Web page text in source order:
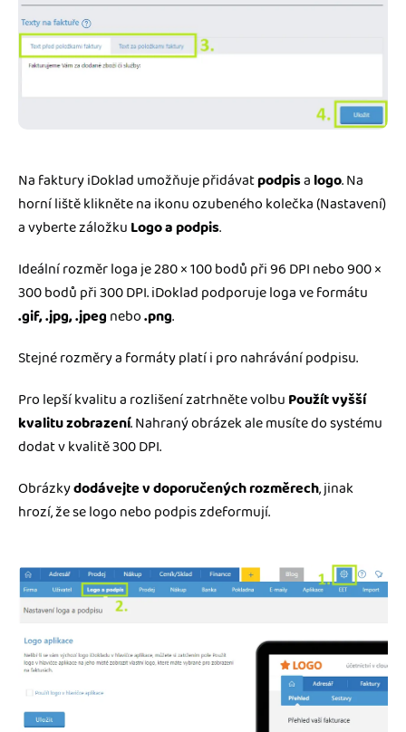
Na faktury iDoklad umožňuje přidávatpodpisa logo. Na
horní liště klikněte na ikonu ozubeného kolečka (Nastavení)
a vyberte záložku Logo a podpis.
Ideální rozměr loga je 280 × 100 bodů při 96 DPI nebo 900 ×
300 bodů při 300 DPI. iDoklad podporuje loga ve formátu
.gif, .jpg, .jpeg nebo.png.
Stejné rozměry a formáty platí i pro nahrávání podpisu.
Pro lepší kvalitu a rozlišení zatrhněte volbu Použít vyšší
kvalitu zobrazení. Nahraný obrázek ale musíte do systému
dodat v kvalitě 300 DPI.
Obrázkydodávejte v doporučených rozměrech, jinak
hrozí, že se logo nebo podpis zdeformují.